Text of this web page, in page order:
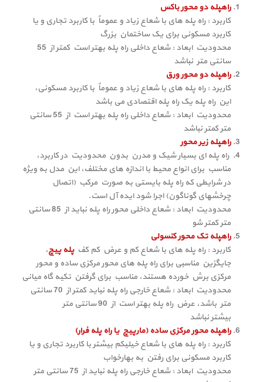
راهپله دو محور باکس
کاربرد : راه پله های با شعاع زیاد و عموماً با کاربرد تجاری و یا
کاربرد مسکونی برای یک ساختمان بزرگ
محدودیت ابعاد : شعاع داخلی راه پله بهتر است کمتر از 55
سانتی متر نباشد
راهپله دو محور ورق
کاربرد : راه پله های با شعاع زیاد و عموماً با کاربرد مسکونی،
این راه پله یک راه پله اقتصادی می باشد
محدودیت ابعاد : شعاع داخلی راه پله بهتر است از 55 سانتی
متر کمتر نباشد
راهپله زیر محور
راه پله ای بسیار شیک و مدرن بدون محدودیت در کاربرد،
مناسب برای انواع محیط با اندازه های مختلف، این مدل به ویژه
در شرایطی که راه پله بایستی به صورت مرکب (اتصال
چرخشهای گوناگون) اجرا شود ایده آل است.
محدودیت ابعاد : شعاع داخلی محور راه پله نباید از 85 سانتی
متر کمتر شو
راهپله تک محور کنسولی
کاربرد : راه پله های با شعاع کم و عرض کم کفپله پیچ،
جایگزین مناسبی برای راه پله های محور مرکزی ساده و محور
مرکزی برش خورده هستند، مناسب برای گرفتن تکیه گاه میانی
محدودیت ابعاد : شعاع خارجی راه پله نباید کمتر از 70 سانتی
متر باشد، عرض راه پله بهتر است از 90 سانتی متر
بیشتر نباشد
راهپله محور مرکزی ساده (مارپیچ یا راه پله فرار)
کاربرد : راه پله های با شعاع خیلیکم بیشتر با کاربرد تجاری و یا
کاربرد مسکونی برای رفتن به بهارخواب
محدودیت ابعاد : شعاع خارجی راه پله نباید از 75 سانتی متر